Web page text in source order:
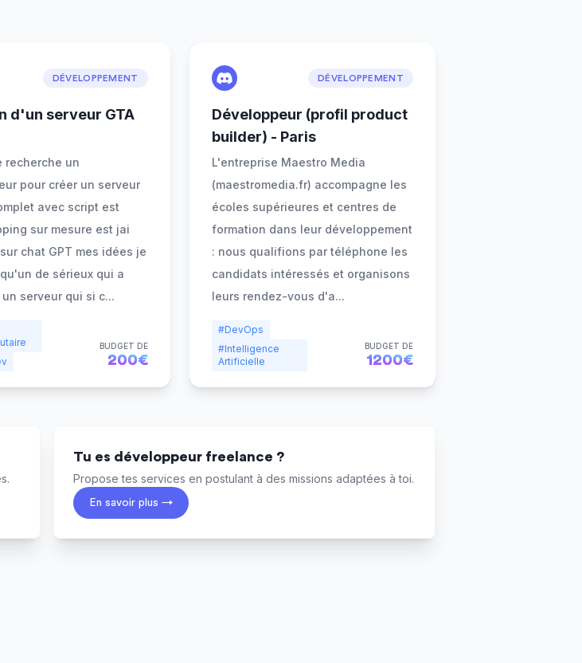
DÉVELOPPEMENT
d'un serveur GTA
recherche un
pour créer un serveur
avec script est
sur mesure est jai
chat GPT mes idées je
de sérieux qui a
serveur qui si c...
BUDGET DE
200€
DÉVELOPPEMENT
Développeur (profil product
builder) - Paris
L'entreprise Maestro Media
(maestromedia.fr) accompagne les
écoles supérieures et centres de
formation dans leur développement
: nous qualifions par téléphone les
candidats intéressés et organisons
leurs rendez-vous d'a...
#DevOps
#Intelligence
Artificielle
BUDGET DE
1200€
Tu es développeur freelance ?
Propose tes services en postulant à des missions adaptées à toi.
En savoir plus →